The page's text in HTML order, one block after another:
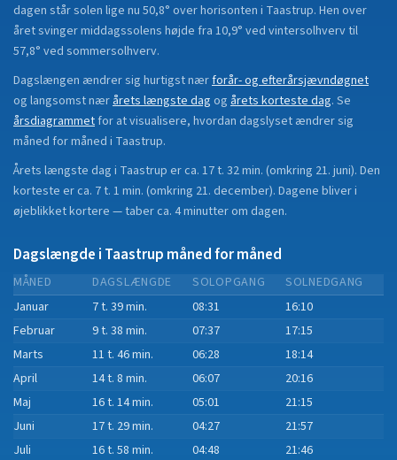
dagen står solen lige nu 50,8° over horisonten i Taastrup. Hen over
året svinger middagssolens højde fra 10,9° ved vintersolhverv til
57,8° ved sommersolhverv.
Dagslængen ændrer sig hurtigst nærforår- og efterårsjævndøgnet
og langsomst nærårets længste dag og årets korteste dag. Se
årsdiagrammetfor at visualisere, hvordan dagslyset ændrer sig
måned for måned i Taastrup.
Årets længste dag i Taastrup er ca. 17 t. 32 min. (omkring 21. juni). Den
korteste er ca. 7 t. 1 min. (omkring 21. december). Dagene bliver i
øjeblikketkortere —taberca. 4minutterom dagen.
Dagslængde i Taastrup måned for måned
MÅNED DAGSLÆNGDE SOLOPGANG
SOLNEDGANG
Januar
7 t. 39 min. 08:31
16:10
Februar
9 t. 38 min. 07:37
17:15
Marts
11 t. 46 min. 06:28
18:14
April
14 t. 8 min. 06:07
20:16
Maj
16 t. 14 min. 05:01
21:15
Juni
17 t. 29 min. 04:27
21:57
Juli
16 t. 58 min. 04:48
21:46